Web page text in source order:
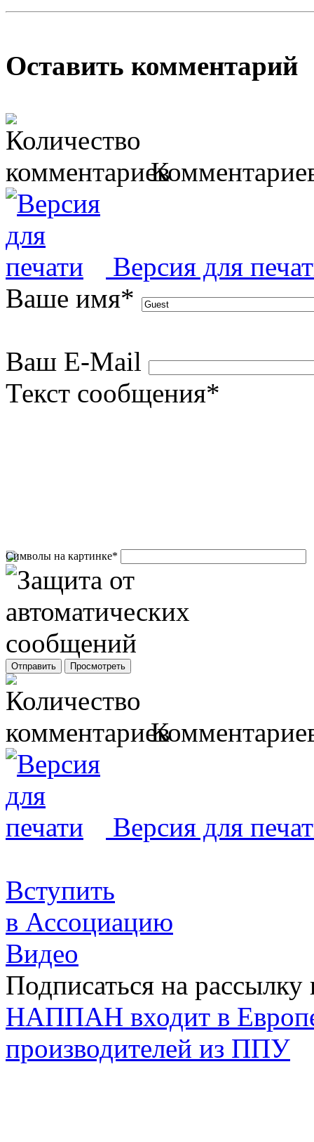
Оставить комментарий
Версия для
Ваше имя*
Ваш E-Mail
Текст сообщения*
Символы на картинке*
Версия для
Вступить
в Ассоциацию
Видео
Подписаться на рассылку
НАППАН входит в
производителей из ППУ